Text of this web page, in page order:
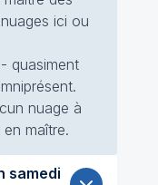
ici ou
quasiment
nuage à
maître.